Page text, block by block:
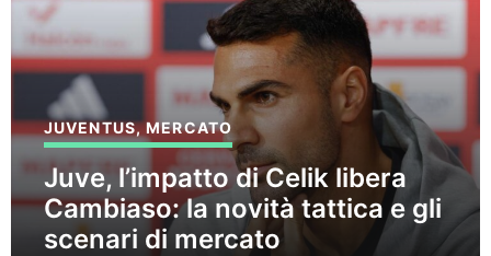
JUVENTUS,MERCATO
Juve, l’impatto di Celik libera
Cambiaso: la novità tattica e gli
scenari di mercato